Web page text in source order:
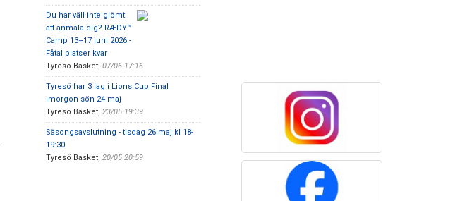
Du har väll inte glömt
att anmäla dig? RÆDY™
Camp 13–17 juni 2026 -
Fåtal platser kvar
Tyresö Basket, 07/06 17:16
Tyresö har 3 lag i Lions Cup Final
imorgon sön 24 maj
Tyresö Basket, 23/05 19:39
Säsongsavslutning - tisdag 26 maj kl 18-
19:30
Tyresö Basket, 20/05 20:59